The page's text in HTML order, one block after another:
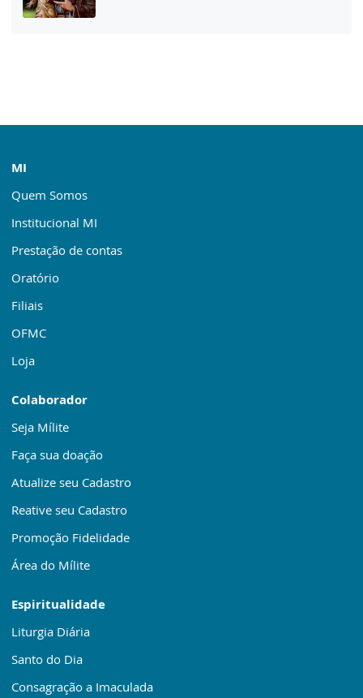
MI
Quem Somos
Institucional MI
Prestação de contas
Oratório
Filiais
OFMC
Loja
Colaborador
Seja Mílite
Faça sua doação
Atualize seu Cadastro
Reative seu Cadastro
Promoção Fidelidade
Área do Mílite
Espiritualidade
Liturgia Diária
Santo do Dia
Consagração a Imaculada